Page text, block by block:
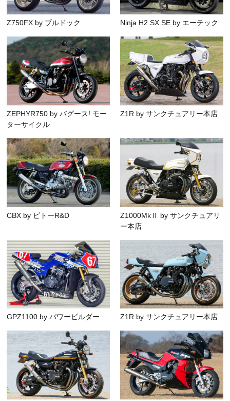
Z750FX by ブルドック Ninja H2 SX SE by エーテック
ZEPHYR750 by バグース! モー
ターサイクル
Z1R by サンクチュアリー本店
CBX by ビトーR&D
Z1000MkⅡ by サンクチュアリ
ー本店
GPZ1100 by パワービルダー Z1R by サンクチュアリー本店